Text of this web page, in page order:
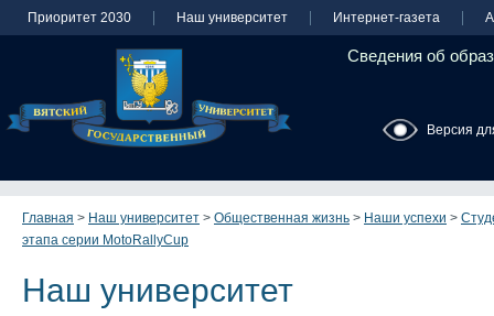
Приоритет 2030 Наш университет Интернет-газета
Сведения об
Версия
Главная > Наш университет > Общественная жизнь > Наши успехи >
этапа серии MotoRallyCup
Наш университет